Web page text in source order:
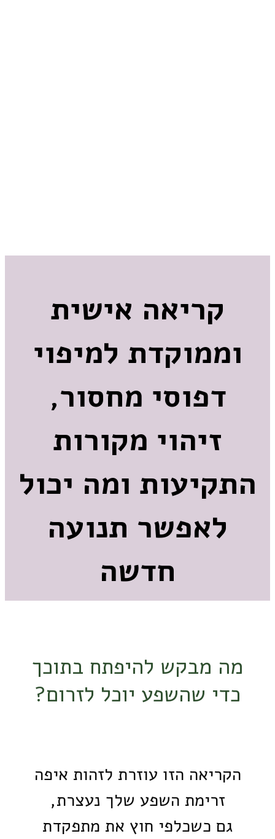
קריאה אישית
וממוקדת למיפוי
דפוסי מחסור,
זיהוי מקורות
התקיעות ומה יכול
לאפשר תנועה
חדשה
מה מבקש להיפתח בתוכך
כדי שהשפע יוכל לזרום?
הקריאה הזו עוזרת לזהות איפה
זרימת השפע שלך נעצרת,
גם כשכלפי חוץ את מתפקדת